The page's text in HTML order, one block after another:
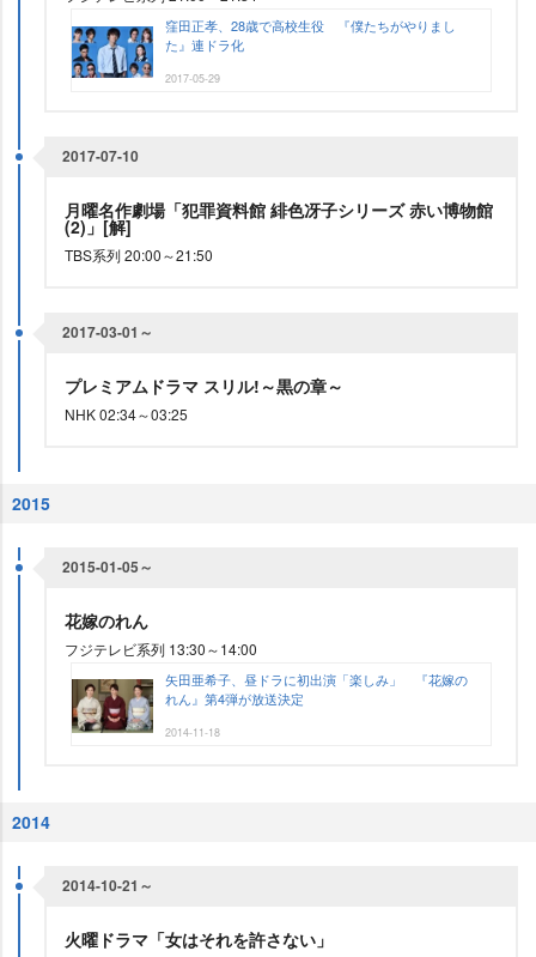
窪田正孝、28歳で高校生役 『僕たちがやりまし
た』連ドラ化
2017-05-29
2017-07-10
月曜名作劇場「犯罪資料館 緋色冴子シリーズ 赤い博物館
(2)」[解]
TBS系列 20:00～21:50
2017-03-01～
プレミアムドラマ スリル!～黒の章～
NHK 02:34～03:25
2015
2015-01-05～
花嫁のれん
フジテレビ系列 13:30～14:00
矢田亜希子、昼ドラに初出演「楽しみ」 『花嫁の
れん』第4弾が放送決定
2014-11-18
2014
2014-10-21～
火曜ドラマ「女はそれを許さない」